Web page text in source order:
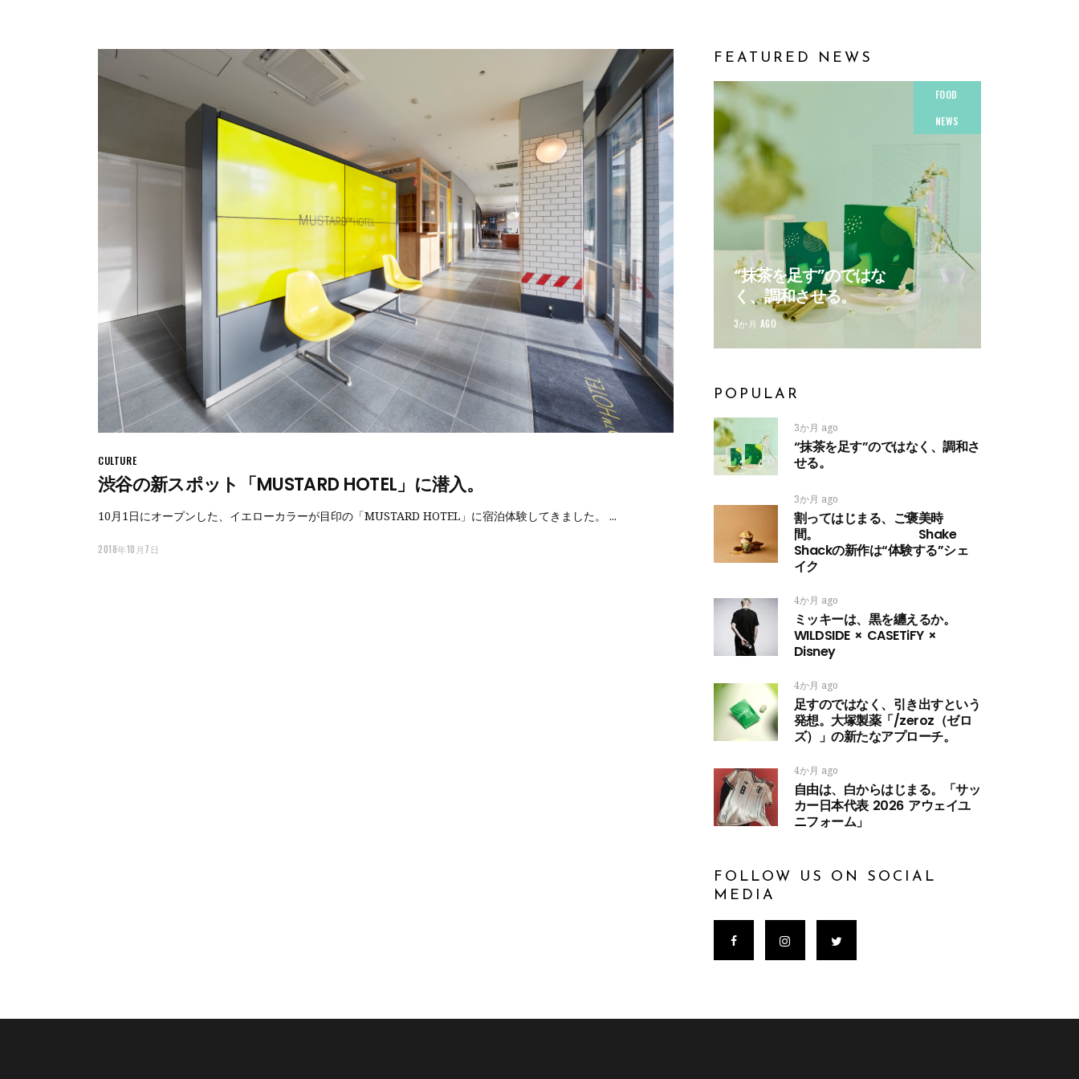
CULTURE
渋谷の新スポット「MUSTARD HOTEL」に潜入。
10月1日にオープンした、イエローカラーが目印の「MUSTARD HOTEL」に宿泊体験してきました。
2018年10月7日
FEATURED NEWS
FOOD
NEWS
“抹茶を足す”のではな
く、調和させる。
3か月 AGO
POPULAR
3か月 ago
“抹茶を足す”のではなく、調和さ
せる。
3か月 ago
割ってはじまる、ご褒美時
間。 Shake
Shackの新作は“体験する”シェ
イク
4か月 ago
ミッキーは、黒を纏えるか。
WILDSIDE × CASETiFY ×
Disney
4か月 ago
足すのではなく、引き出すという
発想。大塚製薬「/zeroz（ゼロ
ズ）」の新たなアプローチ。
4か月 ago
自由は、白からはじまる。「サッ
カー日本代表 2026 アウェイユ
ニフォーム」
FOLLOW US ON SOCIAL
MEDIA